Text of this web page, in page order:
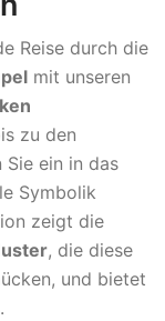
Reise durch die
mit unseren
zu den
Sie ein in das
Symbolik
zeigt die
, die diese
und bietet